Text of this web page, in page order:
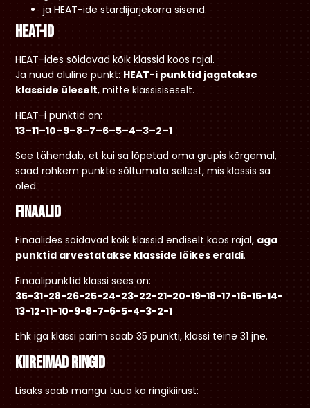
ja HEAT-ide stardijärjekorra sisend.
HEAT-id
HEAT-ides sõidavad kõik klassid koos rajal.
Ja nüüd oluline punkt: HEAT-i punktid jagatakse
klasside üleselt, mitte klassisiseselt.
HEAT-i punktid on:
13–11–10–9–8–7–6–5–4–3–2–1
See tähendab, et kui sa lõpetad oma grupis kõrgemal,
saad rohkem punkte sõltumata sellest, mis klassis sa
oled.
Finaalid
Finaalides sõidavad kõik klassid endiselt koos rajal, aga
punktid arvestatakse klasside lõikes eraldi.
Finaalipunktid klassi sees on:
35-31-28-26-25-24-23-22-21-20-19-18-17-16-15-14-
13-12-11-10-9-8-7-6-5-4-3-2-1
Ehk iga klassi parim saab 35 punkti, klassi teine 31 jne.
Kiireimad ringid
Lisaks saab mängu tuua ka ringikiirust: